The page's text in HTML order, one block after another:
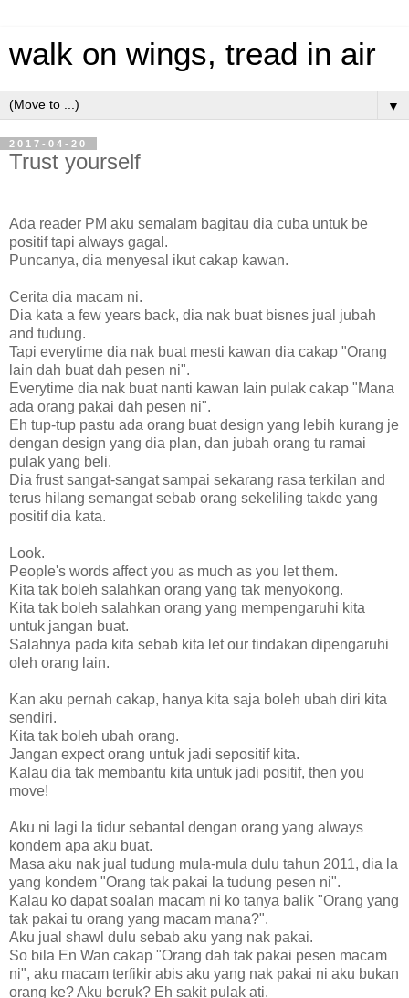
walk on wings, tread in air
▼
2017-04-20
Trust yourself
Ada reader PM aku semalam bagitau dia cuba untuk be
positif tapi always gagal.
Puncanya, dia menyesal ikut cakap kawan.
Cerita dia macam ni.
Dia kata a few years back, dia nak buat bisnes jual jubah
and tudung.
Tapi everytime dia nak buat mesti kawan dia cakap "Orang
lain dah buat dah pesen ni".
Everytime dia nak buat nanti kawan lain pulak cakap "Mana
ada orang pakai dah pesen ni".
Eh tup-tup pastu ada orang buat design yang lebih kurang je
dengan design yang dia plan, dan jubah orang tu ramai
pulak yang beli.
Dia frust sangat-sangat sampai sekarang rasa terkilan and
terus hilang semangat sebab orang sekeliling takde yang
positif dia kata.
Look.
People's words affect you as much as you let them.
Kita tak boleh salahkan orang yang tak menyokong.
Kita tak boleh salahkan orang yang mempengaruhi kita
untuk jangan buat.
Salahnya pada kita sebab kita let our tindakan dipengaruhi
oleh orang lain.
Kan aku pernah cakap, hanya kita saja boleh ubah diri kita
sendiri.
Kita tak boleh ubah orang.
Jangan expect orang untuk jadi sepositif kita.
Kalau dia tak membantu kita untuk jadi positif, then you
move!
Aku ni lagi la tidur sebantal dengan orang yang always
kondem apa aku buat.
Masa aku nak jual tudung mula-mula dulu tahun 2011, dia la
yang kondem "Orang tak pakai la tudung pesen ni".
Kalau ko dapat soalan macam ni ko tanya balik "Orang yang
tak pakai tu orang yang macam mana?".
Aku jual shawl dulu sebab aku yang nak pakai.
So bila En Wan cakap "Orang dah tak pakai pesen macam
ni", aku macam terfikir abis aku yang nak pakai ni aku bukan
orang ke? Aku beruk? Eh sakit pulak ati.